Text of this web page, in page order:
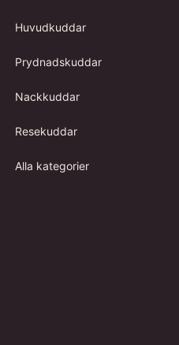
Huvudkuddar
Prydnadskuddar
Nackkuddar
Resekuddar
Alla kategorier